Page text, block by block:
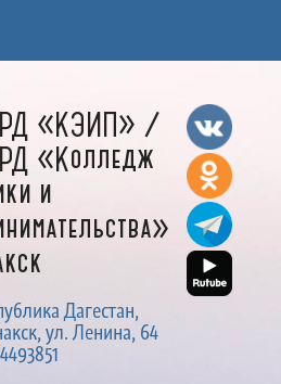
«КЭИП» /
«Колледж
и
Дагестан,
ул. Ленина, 64